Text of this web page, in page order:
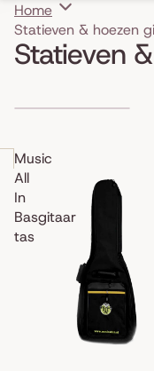
Home
Statieven & hoezen
Statieven
Skip to results list
Music
All
In
Basgitaar
tas